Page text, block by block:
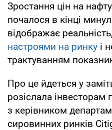
Зростання цін на
почалося в кінці
відображає
настроями на ринку і
трактуванням
Про це йдеться у
розіслала інвесторам
з керівником
сировинних ринків